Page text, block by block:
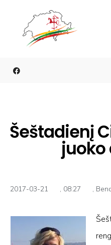
Šeštadienį
juoko
2017-03-21 , 08:27 ,